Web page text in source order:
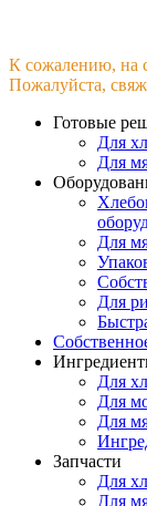
К сожалению, на
Пожалуйста,
Готовые
Для
Для
Для
Для
Для
Для
Для
Запчасти
Для
Для